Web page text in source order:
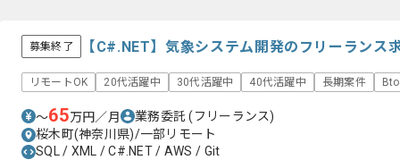
募集終了 【C#.NET】気象システム開発のフリーランス
リモートOK 20代活躍中 30代活躍中 40代活躍中 長期案件
〜65万円／月 業務委託(フリーランス)
桜木町(神奈川県)/一部リモート
SQL / XML / C#.NET / AWS / Git